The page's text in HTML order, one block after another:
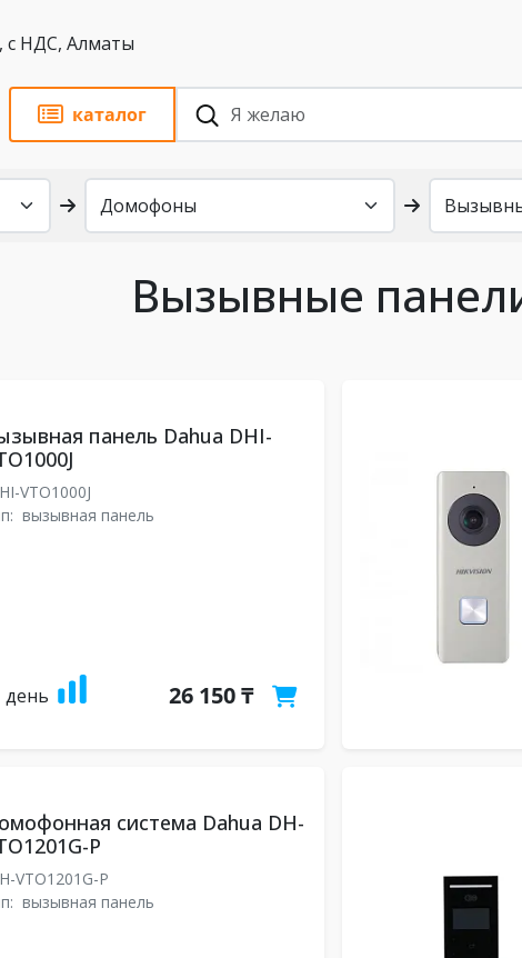
KZT, с НДС, Алматы
каталог
Вызывные
панель Dahua DHI-
VTO1000J
вызывная панель
день 26 150 ₸
система Dahua DH-
P
VTO1201G-P
вызывная панель